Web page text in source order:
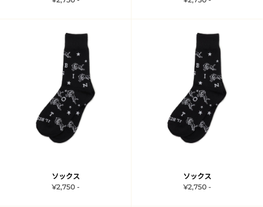
ソックス
¥2,750 -
ソックス
¥2,750 -